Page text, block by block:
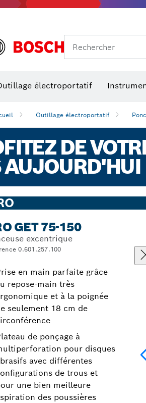
Rechercher
électroportatif
Outillage électroportatif
DE
AUJOURD'HUI
GET 75-150
excentrique
0.601.257.100
en main parfaite grâce
repose-main très
et à la poignée
seulement 18 cm de
de ponçage à
pour disques
avec différentes
de trous et
une bien meilleure
des poussières